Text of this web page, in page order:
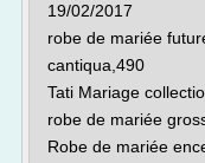
19/02/2017
robe de mariée
cantiqua,490
Tati Mariage
robe de mariée
Robe de mariée